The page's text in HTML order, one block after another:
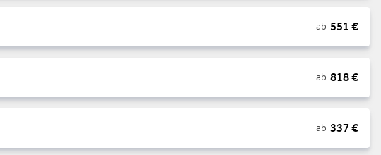
ab 551 €
ab 818€
ab 337 €